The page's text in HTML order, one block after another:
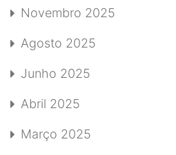
Novembro 2025
Agosto 2025
Junho 2025
Abril 2025
Março 2025